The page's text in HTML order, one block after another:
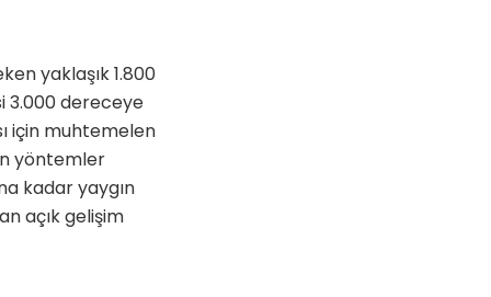
yaklaşık 1.800
3.000 dereceye
için muhtemelen
yöntemler
kadar yaygın
açık gelişim